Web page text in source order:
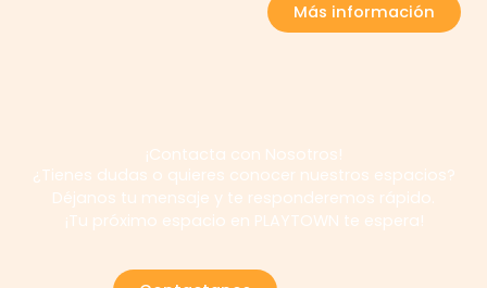
Más información
¡Contacta con Nosotros!
¿ Tienes dudas o quieres conocer nuestros espacios?
Déjanos tu mensaje y te responderemos rápido.
¡Tu próximo espacio en PLAYTOWN te espera!